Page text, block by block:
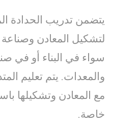
يتضمن تدريب الحدادة
لتشكيل المعادن وصناعة
سواء في البناء أو في
والمعدات. يتم تعليم
مع المعادن وتشكيلها
خاصة.